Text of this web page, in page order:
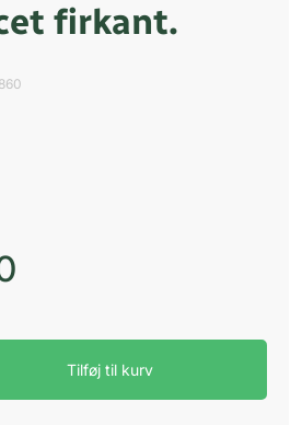
firkant.
Tilføj til kurv